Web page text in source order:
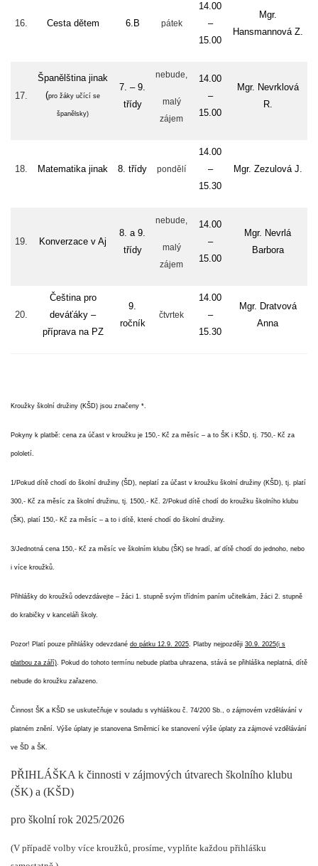
16. Cesta dětem 6.B pátek
14.00
–
15.00
Mgr.
Hansmannová Z.
17.
Španělština jinak
(pro žáky učící se
španělsky)
7. – 9.
třídy
nebude,
malý
zájem
14.00
–
15.00
Mgr. Nevrklová
R.
18. Matematika jinak 8. třídy pondělí
14.00
–
15.30
Mgr. Zezulová J.
19. Konverzace v Aj
8. a 9.
třídy
nebude,
malý
zájem
14.00
–
15.00
Mgr. Nevrlá
Barbora
20.
Čeština pro
deváťáky –
příprava na PZ
9.
ročník
čtvrtek
14.00
–
15.30
Mgr. Dratvová
Anna
Kroužky školní družiny (KŠD) jsou značeny *.
Pokyny k platbě: cena za účast v kroužku je 150,- Kč za měsíc – a to ŠK i KŠD, tj. 750,- Kč za
pololetí.
1/Pokud dítě chodí do školní družiny (ŠD), neplatí za účast v kroužku školní družiny (KŠD), tj. platí
300,- Kč za měsíc za školní družinu, tj. 1500,- Kč. 2/Pokud dítě chodí do kroužku školního klubu
(ŠK), platí 150,- Kč za měsíc – a to i dítě, které chodí do školní družiny.
3/Jednotná cena 150,- Kč za měsíc ve školním klubu (ŠK) se hradí, ať dítě chodí do jednoho, nebo
i více kroužků.
Přihlášky do kroužků odevzdávejte – žáci 1. stupně svým třídním paním učitelkám, žáci 2. stupně
do krabičky v kanceláři školy.
Pozor! Platí pouze přihlášky odevzdané do pátku 12.9. 2025. Platby nejpozději 30.9. 2025(i s
platbou za září). Pokud do tohoto termínu nebude platba uhrazena, stává se přihláška neplatná, dítě
nebude do kroužku zařazeno.
Činnost ŠK a KŠD se uskutečňuje v souladu s vyhláškou č. 74/200 Sb., o zájmovém vzdělávání v
platném znění. Výše úplaty je stanovena Směrnicí ke stanovení výše úplaty za zájmové vzdělávání
ve ŠD a ŠK.
PŘIHLÁŠKA k činnosti v zájmových útvarech školního klubu
(ŠK) a (KŠD)
pro školní rok 2025/2026
(V případě volby více kroužků, prosíme, vyplňte každou přihlášku